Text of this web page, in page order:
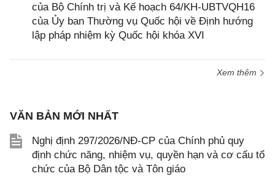
của Bộ Chính trị và Kế hoạch 64/KH-UBTVQH16
của Ủy ban Thường vụ Quốc hội về Định hướng
lập pháp nhiệm kỳ Quốc hội khóa XVI
Xem thêm
VĂN BẢN MỚI NHẤT
Nghị định 297/2026/NĐ-CP của Chính phủ quy
định chức năng, nhiệm vụ, quyền hạn và cơ cấu tổ
chức của Bộ Dân tộc và Tôn giáo